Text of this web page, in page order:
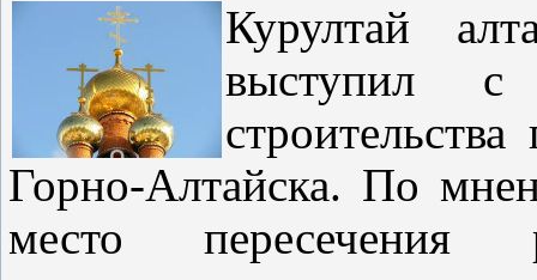
Курултай
выступил с
Горно-Алтайска. По
место пересечения